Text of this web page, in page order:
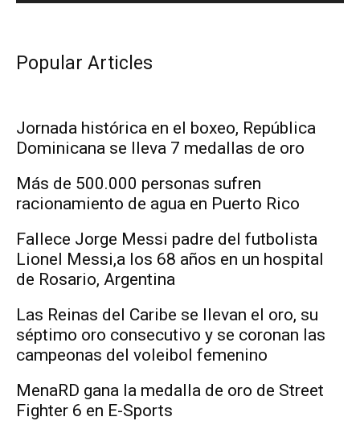
Popular Articles
Jornada histórica en el boxeo, República
Dominicana se lleva 7 medallas de oro
Más de 500.000 personas sufren
racionamiento de agua en Puerto Rico
Fallece Jorge Messi padre del futbolista
Lionel Messi,a los 68 años en un hospital
de Rosario, Argentina
Las Reinas del Caribe se llevan el oro, su
séptimo oro consecutivo y se coronan las
campeonas del voleibol femenino
MenaRD gana la medalla de oro de Street
Fighter 6 en E-Sports